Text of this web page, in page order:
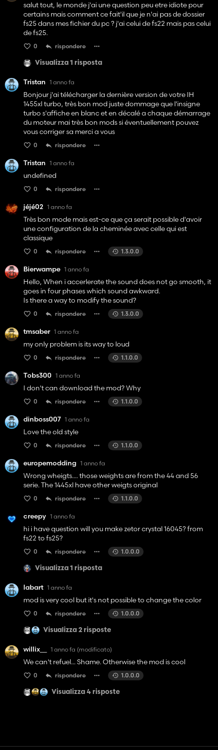
salut tout, le monde j'ai une question peu etre idiote pour
certains mais comment ce fait'il que je n'ai pas de dossier
fs25 dans mes fichier du pc ? j'ai celui de fs22 mais pas celui
de fs25.
0 rispondere
Visualizza 1 risposta
Tristan 1 anno fa
Bonjour j'ai télécharger la dernière version de votre IH
1455xl turbo, très bon mod juste dommage que l'insigne
turbo s'affiche en blanc et en décalé a chaque démarrage
du moteur mai très bon mods si éventuellement pouvez
vous corriger sa merci a vous
0 rispondere
Tristan 1 anno fa
undefined
0 rispondere
jéjé02 1 anno fa
Très bon mode mais est-ce que ça serait possible d'avoir
une configuration de la cheminée avec celle qui est
classique
0 rispondere 1.3.0.0
Bierwampe 1 anno fa
Hello, When i accerlerate the sound does not go smooth, it
goes in four phases which sound awkward.
Is there a way to modify the sound?
0 rispondere 1.3.0.0
tmsaber 1 anno fa
my only problem is its way to loud
0 rispondere 1.1.0.0
Tobs300 1 anno fa
I don't can download the mod? Why
0 rispondere 1.1.0.0
dinboss007 1 anno fa
Love the old style
0 rispondere 1.1.0.0
europemodding 1 anno fa
Wrong wheigts.... those weights are from the 44 and 56
serie. The 1445xl have other weigts original
0 rispondere 1.1.0.0
creepy 1 anno fa
hi i have question will you make zetor crystal 16045? from
fs22 to fs25?
0 rispondere 1.0.0.0
Visualizza 1 risposta
labart 1 anno fa
mod is very cool but it's not possible to change the color
0 rispondere 1.0.0.0
Visualizza 2 risposte
willix__ 1 anno fa (modificato)
We can't refuel... Shame. Otherwise the mod is cool
0 rispondere 1.0.0.0
Visualizza 4 risposte